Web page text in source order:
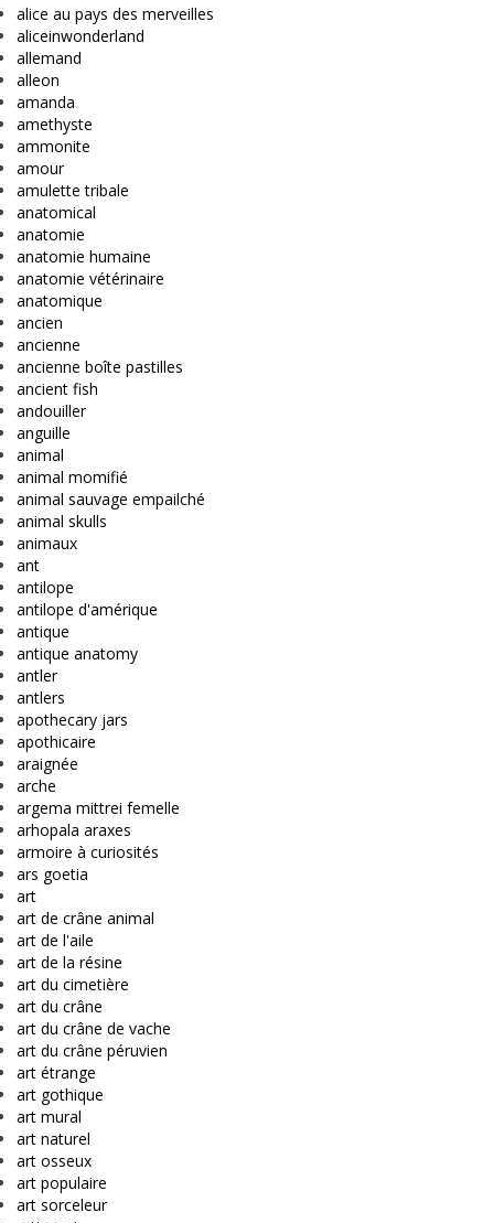
alice au pays des merveilles
aliceinwonderland
allemand
alleon
amanda
amethyste
ammonite
amour
amulette tribale
anatomical
anatomie
anatomie humaine
anatomie vétérinaire
anatomique
ancien
ancienne
ancienne boîte pastilles
ancient fish
andouiller
anguille
animal
animal momifié
animal sauvage empailché
animal skulls
animaux
ant
antilope
antilope d'amérique
antique
antique anatomy
antler
antlers
apothecary jars
apothicaire
araignée
arche
argema mittrei femelle
arhopala araxes
armoire à curiosités
ars goetia
art
art de crâne animal
art de l'aile
art de la résine
art du cimetière
art du crâne
art du crâne de vache
art du crâne péruvien
art étrange
art gothique
art mural
art naturel
art osseux
art populaire
art sorceleur